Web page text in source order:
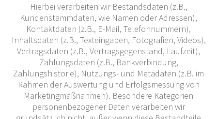
Hierbei verarbeiten wir Bestandsdaten (z.B.,
Kundenstammdaten, wie Namen oder Adressen),
Kontaktdaten (z.B., E-Mail, Telefonnummern),
Inhaltsdaten (z.B., Texteingaben, Fotografien, Videos),
Vertragsdaten (z.B., Vertragsgegenstand, Laufzeit),
Zahlungsdaten (z.B., Bankverbindung,
Zahlungshistorie), Nutzungs- und Metadaten (z.B. im
Rahmen der Auswertung und Erfolgsmessung von
Marketingmaßnahmen). Besondere Kategorien
personenbezogener Daten verarbeiten wir